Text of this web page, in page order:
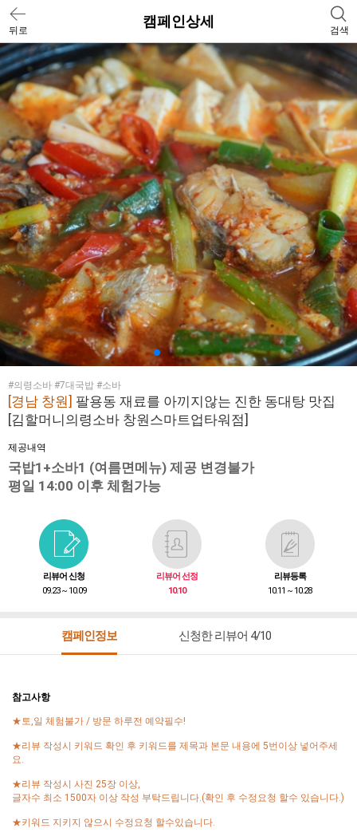
뒤로
캠페인상세
검색
#의령소바 #7대국밥 #소바
[경남 창원] 팔용동 재료를 아끼지않는 진한 동대탕 맛집
[김할머니의령소바 창원스마트업타워점]
제공내역
국밥1+소바1 (여름면메뉴) 제공 변경불가
평일 14:00 이후 체험가능
리뷰어 신청
09.23 ~ 10.09
리뷰어 선정
10.10
리뷰등록
10.11 ~ 10.28
캠페인정보 신청한 리뷰어 4/10
참고사항
★토,일 체험불가 / 방문 하루전 예약필수!
★리뷰 작성시 키워드 확인 후 키워드를 제목과 본문 내용에 5번이상 넣어주세
요.
★리뷰 작성시 사진 25장 이상,
글자수 최소 1500자 이상 작성 부탁드립니다.(확인 후 수정요청 할수 있습니다.)
★키워드 지키지 않으시 수정요청 할수있습니다.